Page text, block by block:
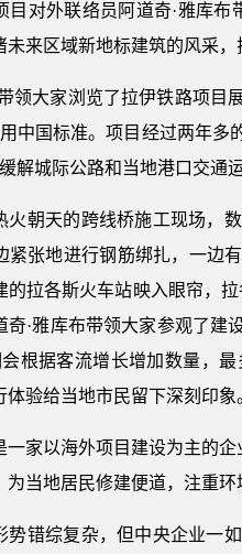
目对外联络员阿道奇·雅库
来区域新地标建筑的风采，
领大家浏览了拉伊铁路项
中国标准。项目经过两年
解城际公路和当地港口交通
火朝天的跨线桥施工现场，
紧张地进行钢筋绑扎，一边
的拉各斯火车站映入眼帘，
奇·雅库布带领大家参观了建
根据客流增长增加数量，
验给当地市民留下深刻印象
一家以海外项目建设为主的
为当地居民修建便道，注重
势错综复杂，但中央企业一